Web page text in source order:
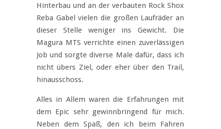
Hinterbau und an der verbauten Rock Shox
Reba Gabel vielen die großen Laufräder an
dieser Stelle weniger ins Gewicht. Die
Magura MTS verrichte einen zuverlässigen
Job und sorgte diverse Male dafür, dass ich
nicht übers Ziel, oder eher über den Trail,
hinausschoss.
Alles in Allem waren die Erfahrungen mit
dem Epic sehr gewinnbringend für mich.
Neben dem Spaß, den ich beim Fahren